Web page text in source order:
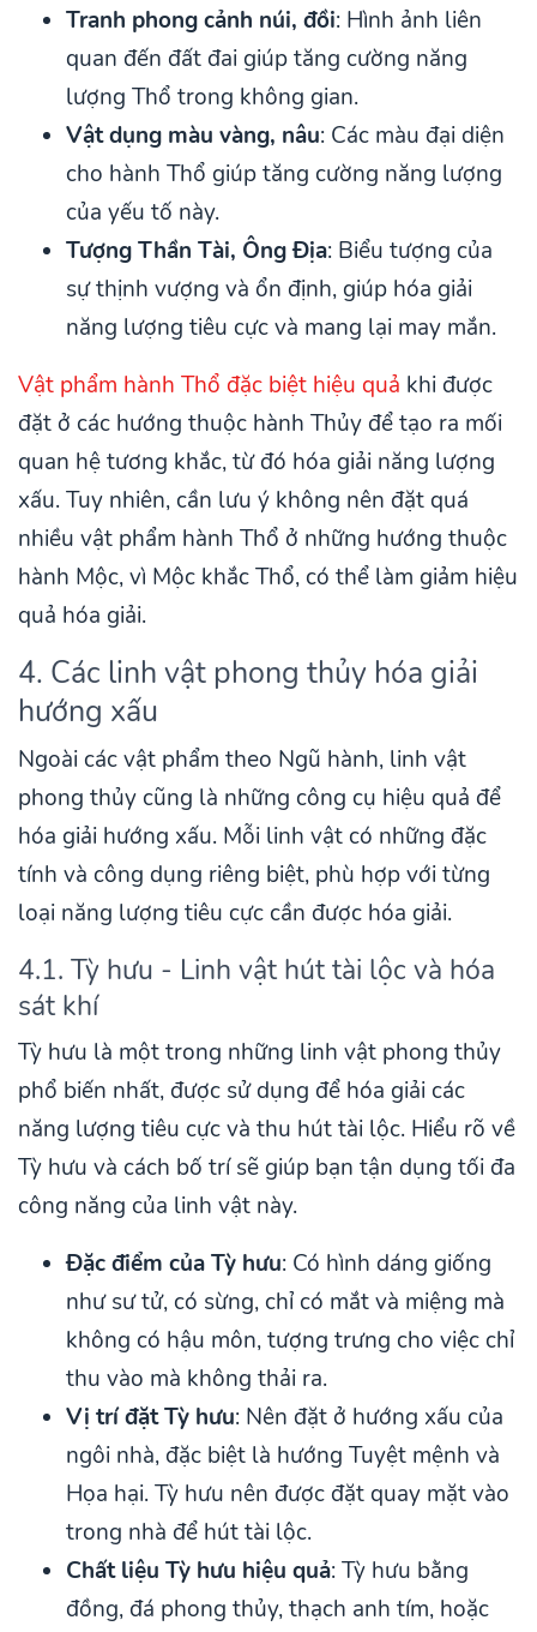
Tranh phong cảnh núi, đồi: Hình ảnh liên
quan đến đất đai giúp tăng cường năng
lượng Thổ trong không gian.
Vật dụng màu vàng, nâu: Các màu đại diện
cho hành Thổ giúp tăng cường năng lượng
của yếu tố này.
Tượng Thần Tài, Ông Địa: Biểu tượng của
sự thịnh vượng và ổn định, giúp hóa giải
năng lượng tiêu cực và mang lại may mắn.
Vật phẩm hành Thổ đặc biệt hiệu quả khi được
đặt ở các hướng thuộc hành Thủy để tạo ra mối
quan hệ tương khắc, từ đó hóa giải năng lượng
xấu. Tuy nhiên, cần lưu ý không nên đặt quá
nhiều vật phẩm hành Thổ ở những hướng thuộc
hành Mộc, vì Mộc khắc Thổ, có thể làm giảm hiệu
quả hóa giải.
4. Các linh vật phong thủy hóa giải
hướng xấu
Ngoài các vật phẩm theo Ngũ hành, linh vật
phong thủy cũng là những công cụ hiệu quả để
hóa giải hướng xấu. Mỗi linh vật có những đặc
tính và công dụng riêng biệt, phù hợp với từng
loại năng lượng tiêu cực cần được hóa giải.
4.1. Tỳ hưu - Linh vật hút tài lộc và hóa
sát khí
Tỳ hưu là một trong những linh vật phong thủy
phổ biến nhất, được sử dụng để hóa giải các
năng lượng tiêu cực và thu hút tài lộc. Hiểu rõ về
Tỳ hưu và cách bố trí sẽ giúp bạn tận dụng tối đa
công năng của linh vật này.
Đặc điểm của Tỳ hưu: Có hình dáng giống
như sư tử, có sừng, chỉ có mắt và miệng mà
không có hậu môn, tượng trưng cho việc chỉ
thu vào mà không thải ra.
Vị trí đặt Tỳ hưu: Nên đặt ở hướng xấu của
ngôi nhà, đặc biệt là hướng Tuyệt mệnh và
Họa hại. Tỳ hưu nên được đặt quay mặt vào
trong nhà để hút tài lộc.
Chất liệu Tỳ hưu hiệu quả: Tỳ hưu bằng
đồng, đá phong thủy, thạch anh tím, hoặc